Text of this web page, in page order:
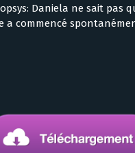
Daniela ne sait pas
a commencé